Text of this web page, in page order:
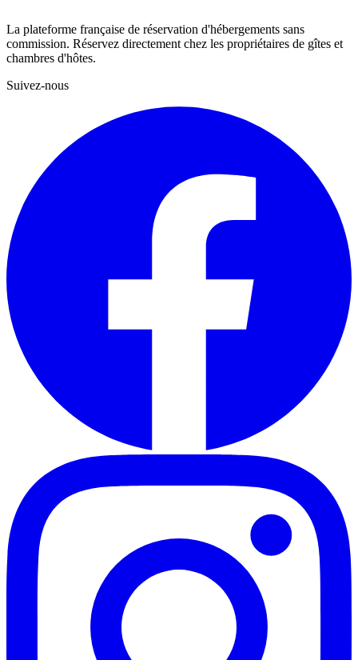
La plateforme française de réservation d'hébergements sans
commission. Réservez directement chez les propriétaires de gîtes et
chambres d'hôtes.
Suivez-nous